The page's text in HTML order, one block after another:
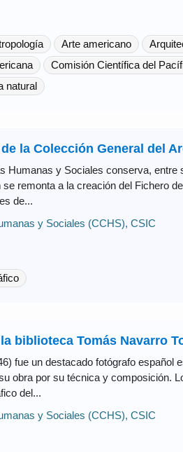
Arte americano
Comisión Científica del
natural
la Colección General del
Humanas y Sociales conserva, entre
remonta a la creación del Fichero
de...
y Sociales (CCHS), CSIC
biblioteca Tomás Navarro
fue un destacado fotógrafo español
obra por su técnica y composición.
del...
y Sociales (CCHS), CSIC